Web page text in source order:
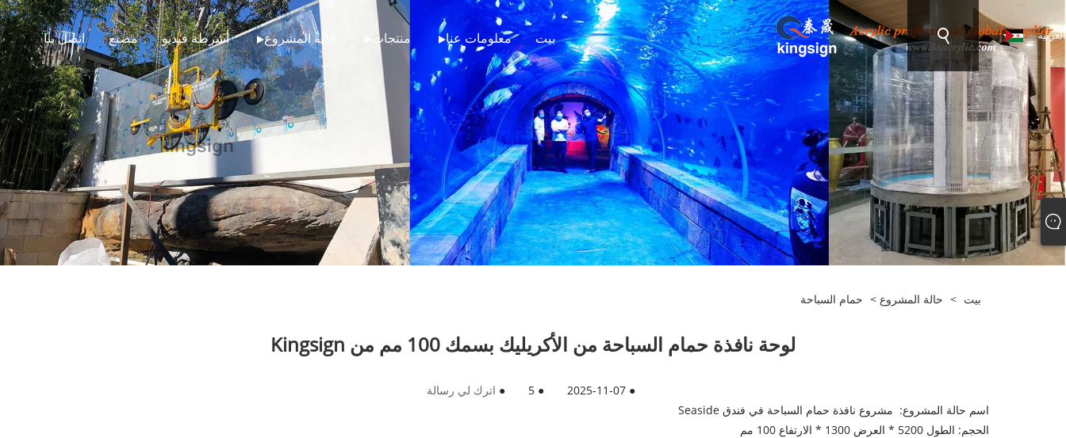
بيت معلومات عنا منتجات حالة المشروع أشرطة فيديو مصنع اتصل بنا العربية
بيت > حالة المشروع > حمام السباحة
لوحة نافذة حمام السباحة من الأكريليك بسمك 100 مم من Kingsign
●
2025-11-07
●
5
● اترك لي رسالة
اسم حالة المشروع: مشروع نافذة حمام السباحة في فندق Seaside
الحجم: الطول 5200 * العرض 1300 * الارتفاع 100 مم